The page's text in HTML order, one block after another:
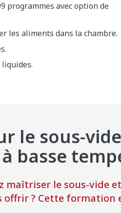
1370 mm
1720 x 980 x 1280 mm
programmes avec option de
les aliments dans la chambre.
le sous-
basse
maîtriser le sous-vide
offrir ? Cette formation